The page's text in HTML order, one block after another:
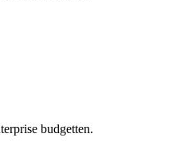
budgetten.